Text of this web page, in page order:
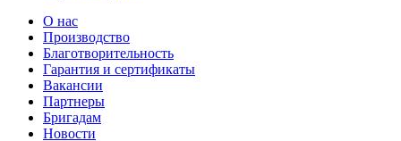
О нас
Производство
Благотворительность
Гарантия и сертификаты
Вакансии
Партнеры
Бригадам
Новости